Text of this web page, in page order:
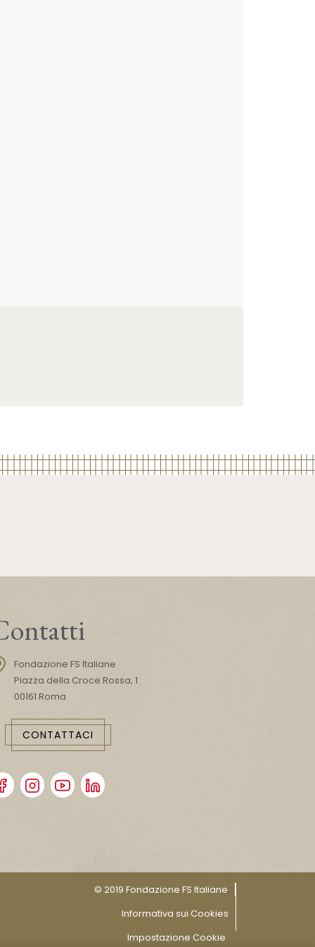
Fondazione FS Italiane
Piazza della Croce Rossa, 1
00161 Roma
CONTATTACI
© 2019 Fondazione FS Italiane
Informativa sui Cookies
Impostazione Cookie